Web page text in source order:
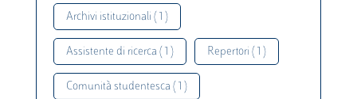
Archivi istituzionali ( 1 )
Assistente di ricerca ( 1 ) Repertori ( 1 )
Comunità studentesca ( 1 )